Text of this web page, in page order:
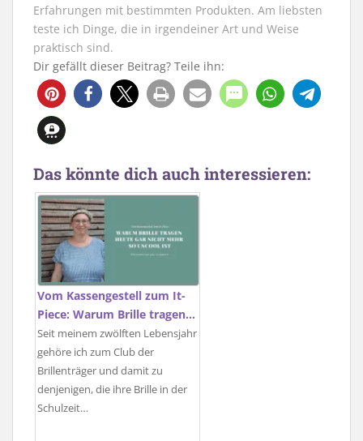
Erfahrungen mit bestimmten Produkten. Am liebsten
teste ich Dinge, die in irgendeiner Art und Weise
praktisch sind.
Dir gefällt dieser Beitrag? Teile ihn:
Das könnte dich auch interessieren:
Vom Kassengestell zum It-
Piece: Warum Brille tragen…
Seit meinem zwölften Lebensjahr
gehöre ich zum Club der
Brillenträger und damit zu
denjenigen, die ihre Brille in der
Schulzeit…